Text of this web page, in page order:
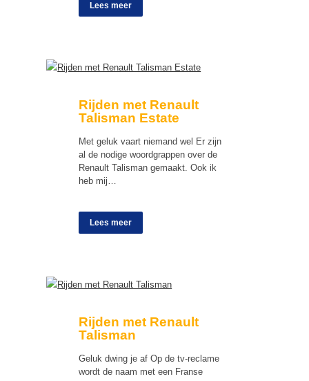
Lees meer
Rijden met Renault
Talisman Estate
Met geluk vaart niemand wel Er zijn
al de nodige woordgrappen over de
Renault Talisman gemaakt. Ook ik
heb mij…
Lees meer
Rijden met Renault
Talisman
Geluk dwing je af Op de tv-reclame
wordt de naam met een Franse